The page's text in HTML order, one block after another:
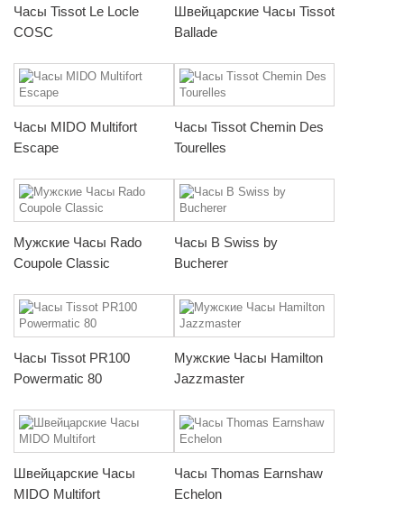
Часы Tissot Le Locle
COSC
Швейцарские Часы Tissot
Ballade
Часы MIDO Multifort
Escape
Часы Tissot Chemin Des
Tourelles
Мужские Часы Rado
Coupole Classic
Часы B Swiss by
Bucherer
Часы Tissot PR100
Powermatic 80
Мужские Часы Hamilton
Jazzmaster
Швейцарские Часы
MIDO Multifort
Часы Thomas Earnshaw
Echelon